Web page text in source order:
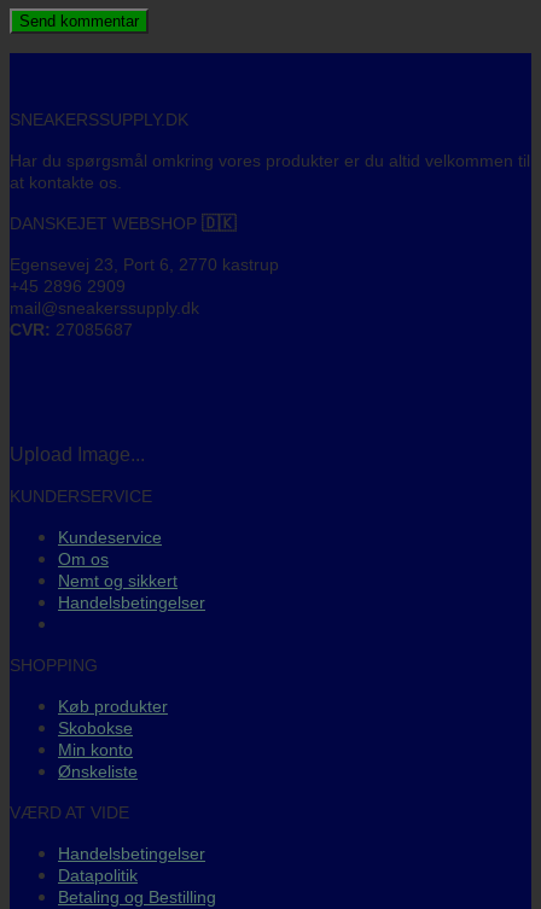
SNEAKERSSUPPLY.DK
Har du spørgsmål omkring vores produkter er du altid velkommen til
at kontakte os.
DANSKEJET WEBSHOP 🇩🇰
Egensevej 23, Port 6, 2770 kastrup
+45 2896 2909
mail@sneakerssupply.dk
CVR: 27085687
Upload Image...
KUNDERSERVICE
Kundeservice
Om os
Nemt og sikkert
Handelsbetingelser
SHOPPING
Køb produkter
Skobokse
Min konto
Ønskeliste
VÆRD AT VIDE
Handelsbetingelser
Datapolitik
Betaling og Bestilling